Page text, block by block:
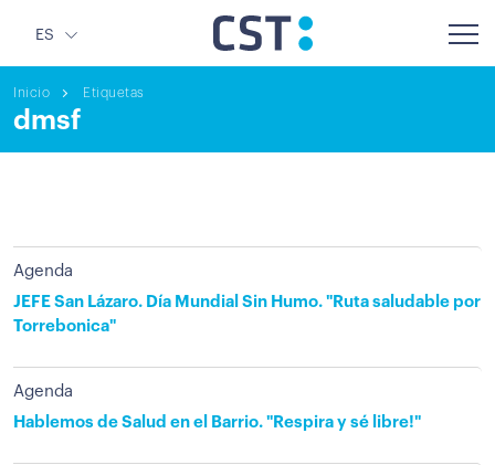
ES
Inicio Etiquetas
dmsf
Agenda
JEFE San Lázaro. Día Mundial Sin Humo. "Ruta saludable por
Torrebonica"
Agenda
Hablemos de Salud en el Barrio. "Respira y sé libre!"